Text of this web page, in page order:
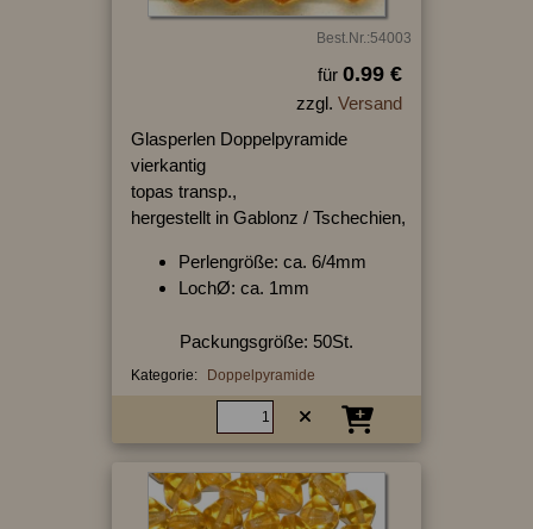
Best.Nr.:54003
für 0.99 €
zzgl. Versand
Glasperlen Doppelpyramide
vierkantig
topas transp.,
hergestellt in Gablonz / Tschechien,
Perlengröße: ca. 6/4mm
LochØ: ca. 1mm
Packungsgröße: 50St.
Kategorie: Doppelpyramide